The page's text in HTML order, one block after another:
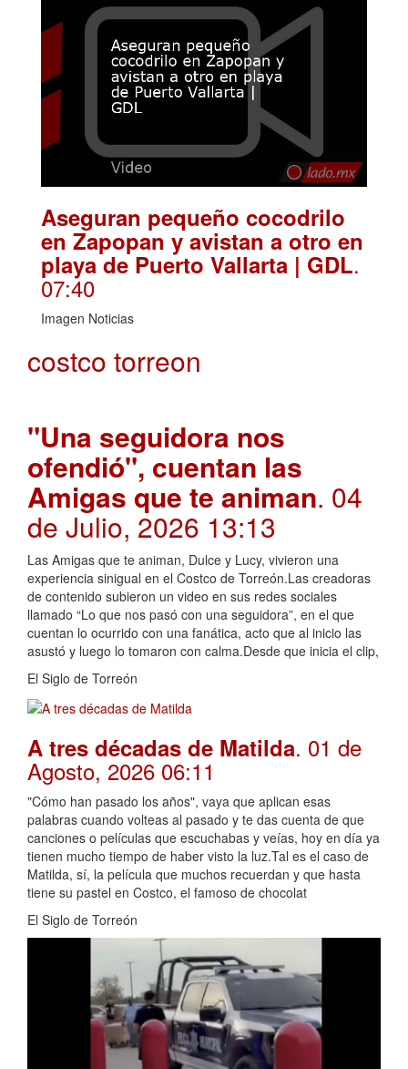
Aseguran pequeño cocodrilo
en Zapopan y avistan a otro en
playa de Puerto Vallarta | GDL.
07:40
Imagen Noticias
costco torreon
"Una seguidora nos
ofendió", cuentan las
Amigas que te animan. 04
de Julio, 2026 13:13
Las Amigas que te animan, Dulce y Lucy, vivieron una
experiencia sinigual en el Costco de Torreón.Las creadoras
de contenido subieron un video en sus redes sociales
llamado “Lo que nos pasó con una seguidora”, en el que
cuentan lo ocurrido con una fanática, acto que al inicio las
asustó y luego lo tomaron con calma.Desde que inicia el clip,
El Siglo de Torreón
A tres décadas de Matilda. 01 de
Agosto, 2026 06:11
"Cómo han pasado los años", vaya que aplican esas
palabras cuando volteas al pasado y te das cuenta de que
canciones o películas que escuchabas y veías, hoy en día ya
tienen mucho tiempo de haber visto la luz.Tal es el caso de
Matilda, sí, la película que muchos recuerdan y que hasta
tiene su pastel en Costco, el famoso de chocolat
El Siglo de Torreón